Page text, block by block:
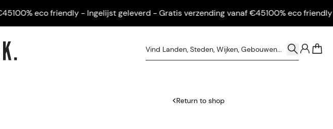
eco friendly - Ingelijst geleverd - Gratis verzending vanaf €45100% eco friendly -
Return to shop